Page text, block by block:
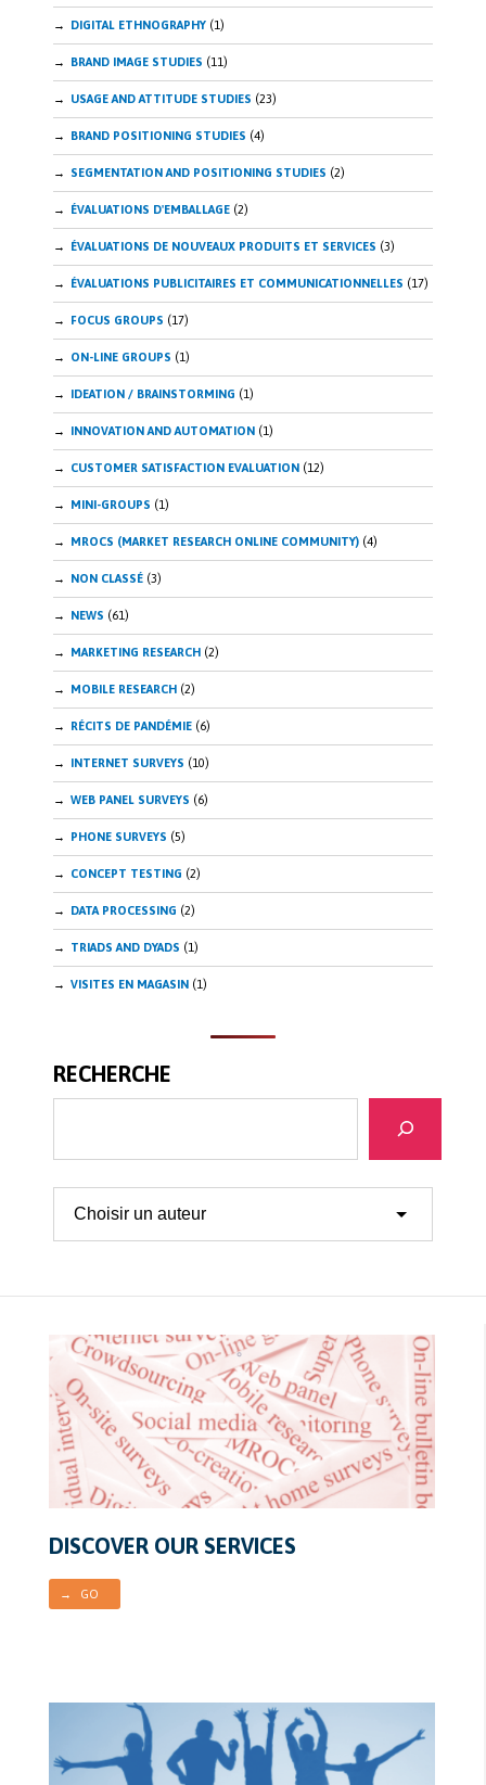
DIGITAL ETHNOGRAPHY (1)
BRAND IMAGE STUDIES (11)
USAGE AND ATTITUDE STUDIES (23)
BRAND POSITIONING STUDIES (4)
SEGMENTATION AND POSITIONING STUDIES (2)
ÉVALUATIONS D'EMBALLAGE (2)
ÉVALUATIONS DE NOUVEAUX PRODUITS ET SERVICES (3)
ÉVALUATIONS PUBLICITAIRES ET COMMUNICATIONNELLES (17)
FOCUS GROUPS (17)
ON-LINE GROUPS (1)
IDEATION / BRAINSTORMING (1)
INNOVATION AND AUTOMATION (1)
CUSTOMER SATISFACTION EVALUATION (12)
MINI-GROUPS (1)
MROCS (MARKET RESEARCH ONLINE COMMUNITY) (4)
NON CLASSÉ (3)
NEWS (61)
MARKETING RESEARCH (2)
MOBILE RESEARCH (2)
RÉCITS DE PANDÉMIE (6)
INTERNET SURVEYS (10)
WEB PANEL SURVEYS (6)
PHONE SURVEYS (5)
CONCEPT TESTING (2)
DATA PROCESSING (2)
TRIADS AND DYADS (1)
VISITES EN MAGASIN (1)
RECHERCHE
DISCOVER OUR SERVICES
→ GO